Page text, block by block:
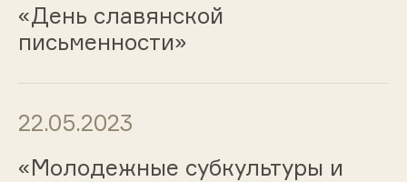
«День славянской
письменности»
22.05.2023
«Молодежные субкультуры и